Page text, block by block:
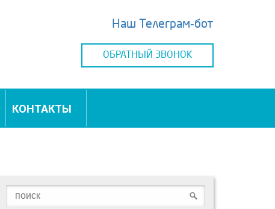
Наш Телеграм-бот
ОБРАТНЫЙ ЗВОНОК
КОНТАКТЫ